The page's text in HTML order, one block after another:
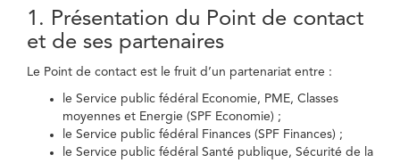
1. Présentation du Point de contact
et de ses partenaires
Le Point de contact est le fruit d’un partenariat entre :
le Service public fédéral Economie, PME, Classes
moyennes et Energie (SPF Economie) ;
le Service public fédéral Finances (SPF Finances) ;
le Service public fédéral Santé publique, Sécurité de la